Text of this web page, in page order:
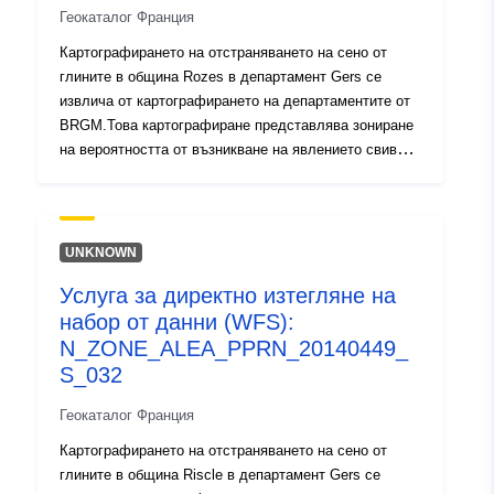
Геокаталог Франция
Картографирането на отстраняването на сено от
глините в община Rozes в департамент Gers се
извлича от картографирането на департаментите от
BRGM.Това картографиране представлява зониране
на вероятността от възникване на явлението свиване
физически критерии от БРГМ от геоложките карти на
департамента, които са били тълкувани, като се
образувание: — пропорцията на глинения материал в
състава (литен анализ); — пропорцията на
разпенващите минерали във фазата на глината
(минералогичен състав); геотехническо поведение на
материала. За всяка от идентифицираните глинени
образувания нивото на опасност в крайна сметка е
резултат от степента на чувствителност, получена
по този начин с плътността на зловещия оток,
отчетена до 100 km² действителна урбанизирана
UNKNOWN
Услуга за директно изтегляне на
набор от данни (WFS):
N_ZONE_ALEA_PPRN_20140449_
S_032
Геокаталог Франция
Картографирането на отстраняването на сено от
глините в община Riscle в департамент Gers се